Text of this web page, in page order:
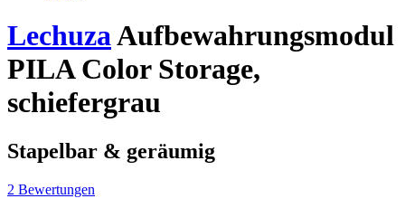
LechuzaAufbewahrungsmodul
PILA Color Storage,
schiefergrau
Stapelbar & geräumig
2 Bewertungen